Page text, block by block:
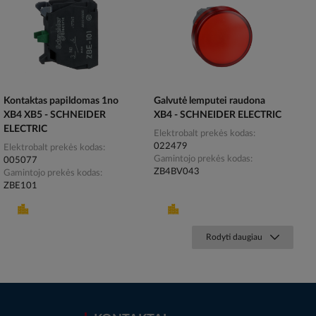
Kontaktas papildomas 1no
XB4 XB5 - SCHNEIDER
ELECTRIC
Elektrobalt prekės kodas
005077
Gamintojo prekės kodas
ZBE101
Galvutė lemputei raudona
XB4 - SCHNEIDER ELECTRIC
Elektrobalt prekės kodas
022479
Gamintojo prekės kodas
ZB4BV043
Rodyti daugiau